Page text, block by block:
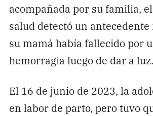
acompañada por su familia,
salud detectó un
su mamá había fallecido por
hemorragia luego de dar a luz.
El 16 de junio de 2023, la
en labor de parto, pero tuvo